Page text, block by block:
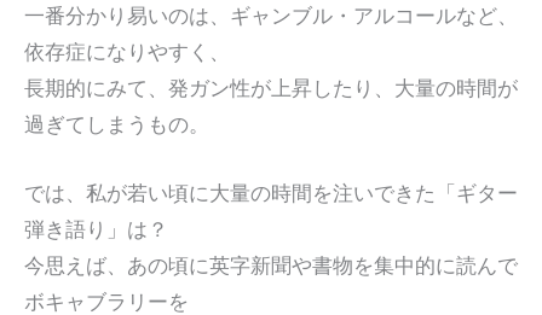
一番分かり易いのは、ギャンブル・アルコールなど、
依存症になりやすく、
長期的にみて、発ガン性が上昇したり、大量の時間が
過ぎてしまうもの。
では、私が若い頃に大量の時間を注いできた「ギター
弾き語り」は？
今思えば、あの頃に英字新聞や書物を集中的に読んで
ボキャブラリーを